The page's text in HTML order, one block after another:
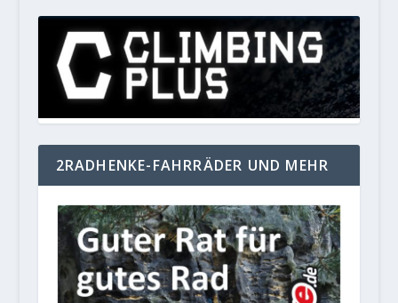
2RADHENKE-FAHRRÄDER UND MEHR